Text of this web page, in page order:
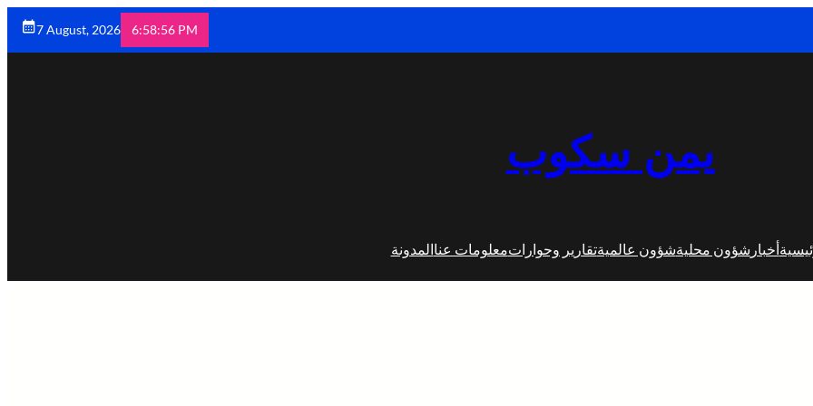
7 August, 2026 6:58:57 PM
يمن سكوب
المدونةمعلومات عناتقارير وحواراتشؤون عالميةشؤون محلية أخبار